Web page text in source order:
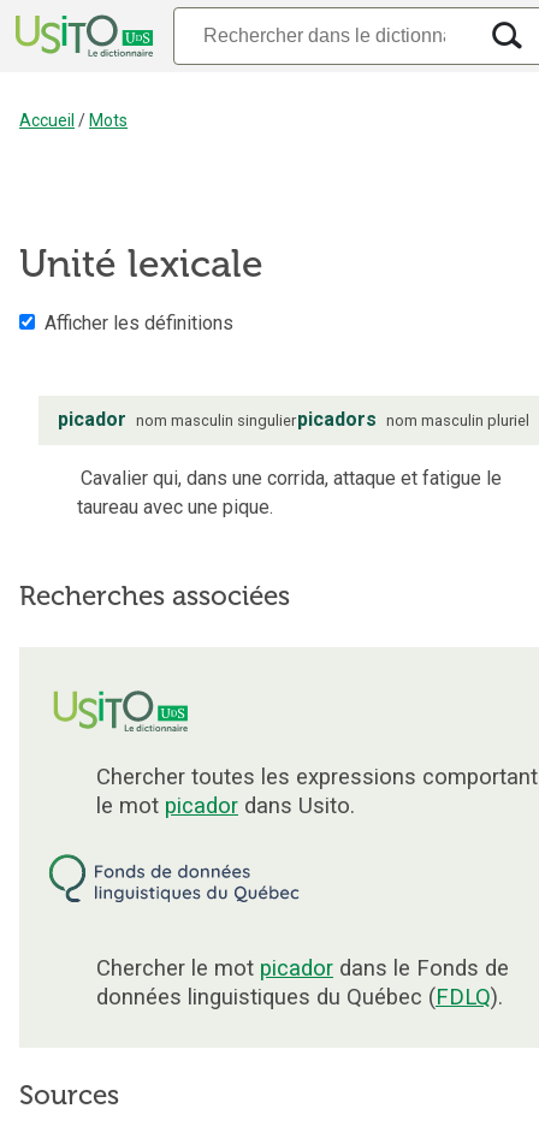
Accueil / Mots
Unité lexicale
Afficher les définitions
picador nom masculin singulierpicadors nom masculin pluriel
Cavalier qui, dans une corrida, attaque et fatigue le
taureau avec une pique.
Recherches associées
Chercher toutes les expressions comportant
le mot picador dans Usito.
Chercher le mot picador dans le Fonds de
données linguistiques du Québec (FDLQ).
Sources